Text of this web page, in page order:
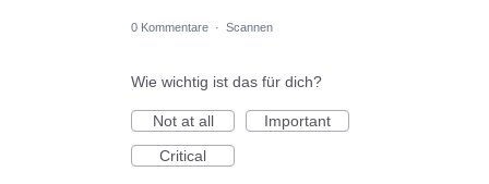
0 Kommentare · Scannen
Wie wichtig ist das für dich?
Not at all
Important
Critical